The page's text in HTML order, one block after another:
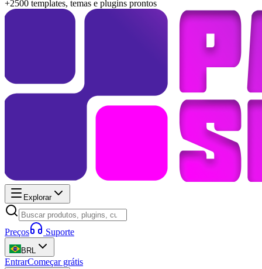
+2500 templates, temas e plugins prontos
Explorar
Preços Suporte
BRL
EntrarComeçar grátis